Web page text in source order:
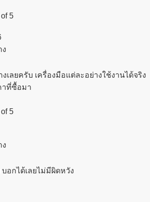
5
ง
เลยครับ เครื่องมือแต่ละอย่างใช้งานได้จริง
ที่ซื้อมา
5
ง
อกได้เลยไม่มีผิดหวัง